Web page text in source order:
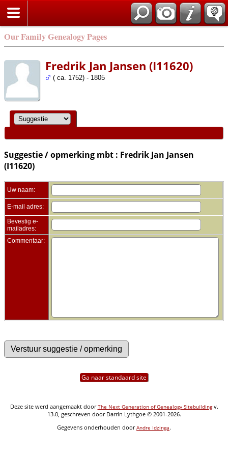
Our Family Genealogy Pages
Fredrik Jan Jansen (I11620)
( ca. 1752) - 1805
Suggestie / opmerking mbt : Fredrik Jan Jansen
(I11620)
Uw naam:
E-mail adres:
Bevestig e-
mailadres:
Commentaar:
Ga naar standaard site
Deze site werd aangemaakt doorThe Next Generation of Genealogy Sitebuildingv.
13.0, geschreven door Darrin Lythgoe © 2001-2026.
Gegevens onderhouden doorAndre Idzinga.